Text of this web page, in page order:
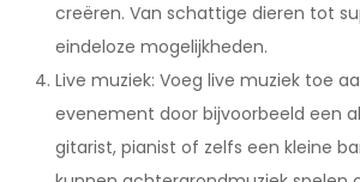
creëren. Van schattige dieren tot
eindeloze mogelijkheden.
Live muziek: Voeg live muziek toe
evenement door bijvoorbeeld een
gitarist, pianist of zelfs een kleine